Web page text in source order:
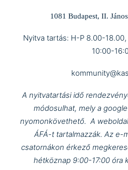
1081 Budapest, II.
Nyitva tartás: H-P 8.00-
10:00-
A nyitvatartási idő
módosulhat, mely a
nyomonkövethető. A
ÁFÁ-t tartalmazzák. Az e-
csatornákon érkező
hétköznap 9:00-17:00 óra